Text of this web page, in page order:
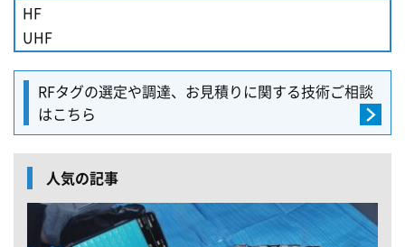
HF
UHF
RFタグの選定や調達、 お見積りに関する技術ご相談
はこちら
人気の記事